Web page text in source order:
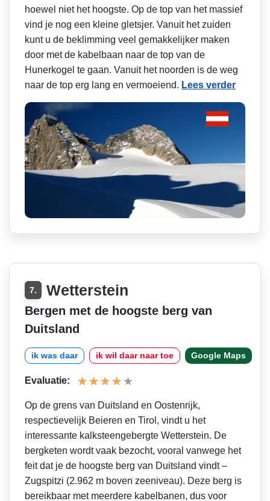
hoewel niet het hoogste. Op de top van het massief
vind je nog een kleine gletsjer. Vanuit het zuiden
kunt u de beklimming veel gemakkelijker maken
door met de kabelbaan naar de top van de
Hunerkogel te gaan. Vanuit het noorden is de weg
naar de top erg lang en vermoeiend. Lees verder
7. Wetterstein
Bergen met de hoogste berg van
Duitsland
ik was daar ik wil daar naar toe Google Maps
Evaluatie:
Op de grens van Duitsland en Oostenrijk,
respectievelijk Beieren en Tirol, vindt u het
interessante kalksteengebergte Wetterstein. De
bergketen wordt vaak bezocht, vooral vanwege het
feit dat je de hoogste berg van Duitsland vindt –
Zugspitzi (2.962 m boven zeeniveau). Deze berg is
bereikbaar met meerdere kabelbanen, dus voor